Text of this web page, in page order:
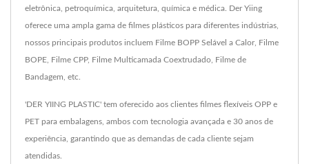
eletrônica, petroquímica, arquitetura, química e médica. Der Yiing
oferece uma ampla gama de filmes plásticos para diferentes indústrias,
nossos principais produtos incluem Filme BOPP Selável a Calor, Filme
BOPE, Filme CPP, Filme Multicamada Coextrudado, Filme de
Bandagem, etc.
'DER YIING PLASTIC' tem oferecido aos clientes filmes flexíveis OPP e
PET para embalagens, ambos com tecnologia avançada e 30 anos de
experiência, garantindo que as demandas de cada cliente sejam
atendidas.